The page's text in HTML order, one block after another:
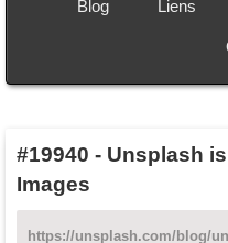
Blog Liens
#19940 - Unsplash
Images
https://unsplash.com/blog/